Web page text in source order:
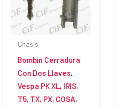
Chasis
Bombín Cerradura
Con Dos Llaves,
Vespa PK XL, IRIS,
T5, TX, PX, COSA,